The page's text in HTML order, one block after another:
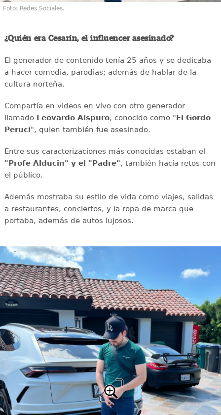
Foto: Redes Sociales.
¿Quién era Cesarín, el influencer asesinado?
El generador de contenido tenía 25 años y se dedicaba
a hacer comedia, parodias; además de hablar de la
cultura norteña.
Compartía en videos en vivo con otro generador
llamadoLeovardo Aispuro, conocido como "El Gordo
Peruci", quien también fue asesinado.
Entre sus caracterizaciones más conocidas estaban el
"Profe Alducin" y el "Padre", también hacía retos con
el público.
Además mostraba su estilo de vida como viajes, salidas
a restaurantes, conciertos, y la ropa de marca que
portaba, además de autos lujosos.